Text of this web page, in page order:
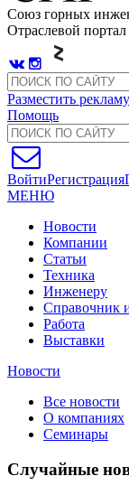
Союз горных
Отраслевой
Разместить рекламу
Помощь
ВойтиРегистрация
МЕНЮ
Новости
Компании
Статьи
Техника
Инженеру
Справочник
Работа
Выставки
Новости
Все новости
О компаниях
Семинары
Случайные